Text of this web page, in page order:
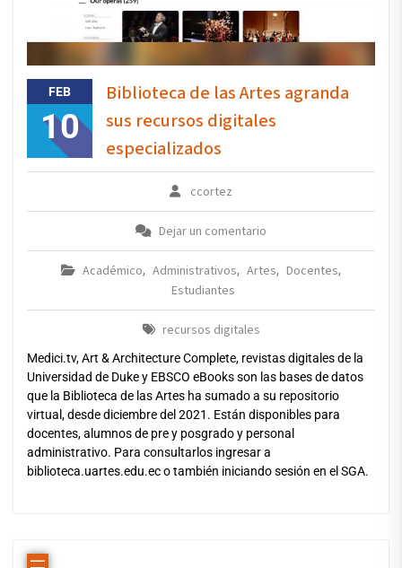
FEB
10
Biblioteca de las Artes agranda
sus recursos digitales
especializados
ccortez
Dejar un comentario
Académico, Administrativos, Artes, Docentes,
Estudiantes
recursos digitales
Medici.tv, Art & Architecture Complete, revistas digitales de la
Universidad de Duke y EBSCO eBooks son las bases de datos
que la Biblioteca de las Artes ha sumado a su repositorio
virtual, desde diciembre del 2021. Están disponibles para
docentes, alumnos de pre y posgrado y personal
administrativo. Para consultarlos ingresar a
biblioteca.uartes.edu.ec o también iniciando sesión en el SGA.